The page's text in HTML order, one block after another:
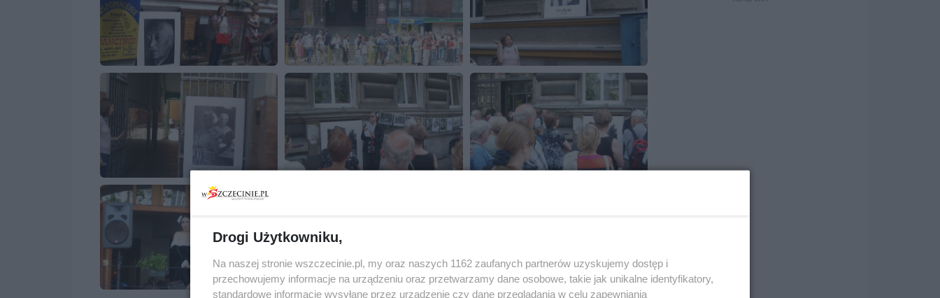
Drogi Użytkowniku,
Na naszej stronie wszczecinie.pl, my oraz naszych 1162 zaufanych partnerów uzyskujemy dostęp i
przechowujemy informacje na urządzeniu oraz przetwarzamy dane osobowe, takie jak unikalne identyfikatory,
standardowe informacje wysyłane przez urządzenie czy dane przeglądania w celu zapewniania